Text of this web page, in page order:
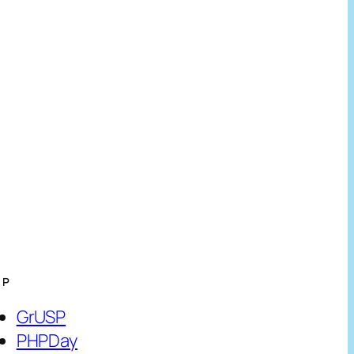
GrUSP
PHPDay